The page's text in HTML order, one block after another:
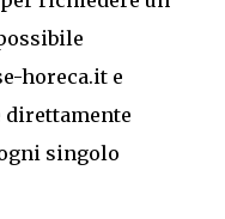
horeca.it e
direttamente
singolo